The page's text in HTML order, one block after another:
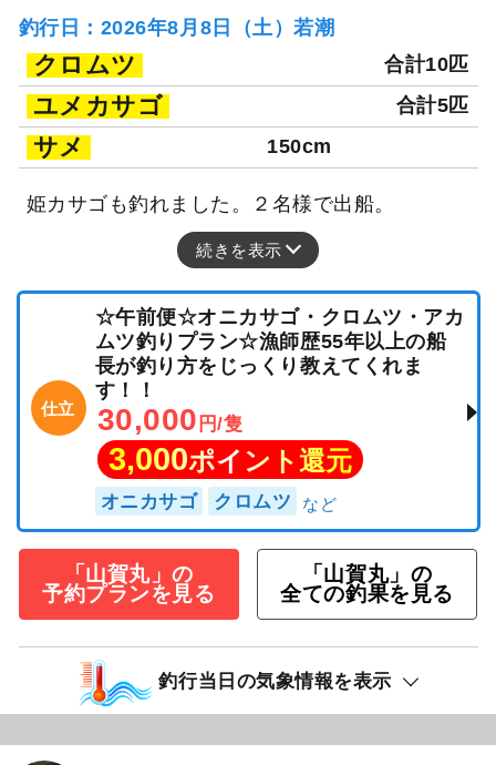
釣行日：2026年8月8日（土）若潮
クロムツ 合計10匹
ユメカサゴ 合計5匹
サメ 150cm
姫カサゴも釣れました。２名様で出船。
続きを表示
仕立
☆午前便☆オニカサゴ・クロムツ・アカ
ムツ釣りプラン☆漁師歴55年以上の船
長が釣り方をじっくり教えてくれま
す！！
30,000 円/隻
3,000ポイント還元
オニカサゴ クロムツ
「山賀丸」の
予約プランを見る
「山賀丸」の
全ての釣果を見る
釣行当日の気象情報を表示